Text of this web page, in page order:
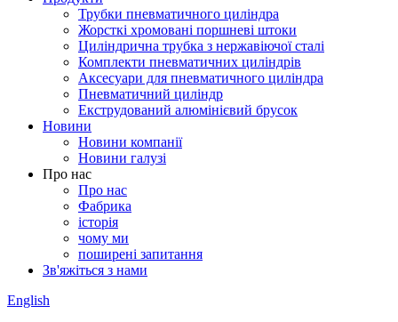
Трубки пневматичного циліндра
Жорсткі хромовані поршневі штоки
Циліндрична трубка з нержавіючої сталі
Комплекти пневматичних циліндрів
Аксесуари для пневматичного циліндра
Пневматичний циліндр
Екструдований алюмінієвий брусок
Новини
Новини компанії
Новини галузі
Про нас
Про нас
Фабрика
історія
чому ми
поширені запитання
Зв'яжіться з нами
English